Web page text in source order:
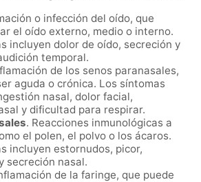
o infección del oído, que
el oído externo, medio o interno.
incluyen dolor de oído, secreción y
temporal.
de los senos paranasales,
aguda o crónica. Los síntomas
nasal, dolor facial,
y dificultad para respirar.
. Reacciones inmunológicas a
el polen, el polvo o los ácaros.
incluyen estornudos, picor,
secreción nasal.
de la faringe, que puede